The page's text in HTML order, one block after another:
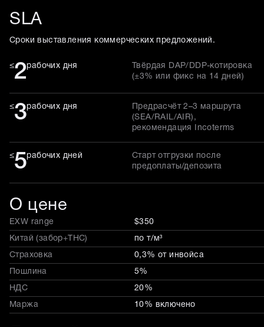
SLA
Сроки выставления коммерческих предложений.
≤2рабочих дня
Твёрдая DAP/DDP-котировка
(±3% или фикс на 14 дней)
≤3рабочих дня
Предрасчёт 2–3 маршрута
(SEA/RAIL/AIR),
рекомендация Incoterms
≤5рабочих дней
Старт отгрузки после
предоплаты/депозита
О цене
EXW range $350
Китай (забор+THC) по т/м³
Страховка 0,3% от инвойса
Пошлина 5%
НДС 20%
Маржа 10% включено